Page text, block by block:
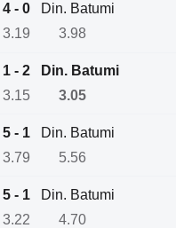
4 - 0
Din. Batumi
3.19 3.98
1 - 2
Din. Batumi
3.15 3.05
5 - 1
Din. Batumi
3.79 5.56
5 - 1
Din. Batumi
3.22 4.70